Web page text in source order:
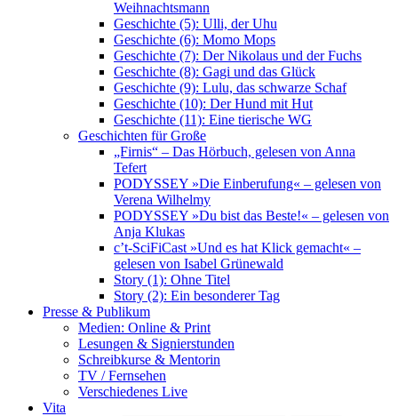
Weihnachtsmann
Geschichte (5): Ulli, der Uhu
Geschichte (6): Momo Mops
Geschichte (7): Der Nikolaus und der Fuchs
Geschichte (8): Gagi und das Glück
Geschichte (9): Lulu, das schwarze Schaf
Geschichte (10): Der Hund mit Hut
Geschichte (11): Eine tierische WG
Geschichten für Große
„Firnis“ – Das Hörbuch, gelesen von Anna
Tefert
PODYSSEY »Die Einberufung« – gelesen von
Verena Wilhelmy
PODYSSEY »Du bist das Beste!« – gelesen von
Anja Klukas
c’t-SciFiCast »Und es hat Klick gemacht« –
gelesen von Isabel Grünewald
Story (1): Ohne Titel
Story (2): Ein besonderer Tag
Presse & Publikum
Medien: Online & Print
Lesungen & Signierstunden
Schreibkurse & Mentorin
TV / Fernsehen
Verschiedenes Live
Vita